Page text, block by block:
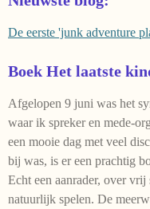
De eerste 'junk adventure
Boek Het laatste
Afgelopen 9 juni was het
waar ik spreker en mede-
een mooie dag met veel
bij was, is er een prachtig
Echt een aanrader, over
natuurlijk spelen. De